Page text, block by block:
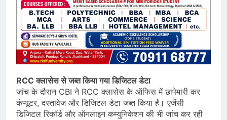
RCC क्लासेस से जब्त किया गया डिजिटल डेटा
जांच के दौरान CBI ने RCC क्लासेस के ऑफिस में छापेमारी कर
कंप्यूटर, दस्तावेज और डिजिटल डेटा जब्त किया है। एजेंसी
डिजिटल रिकॉर्ड और ऑनलाइन कम्युनिकेशन की भी जांच कर रही